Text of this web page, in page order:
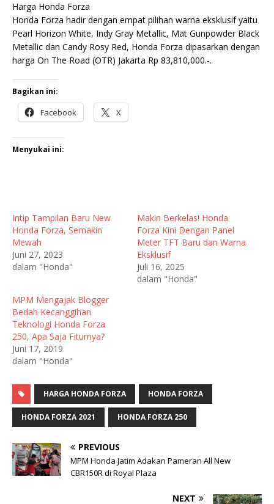
Harga Honda Forza
Honda Forza hadir dengan empat pilihan warna eksklusif yaitu
Pearl Horizon White, Indy Gray Metallic, Mat Gunpowder Black
Metallic dan Candy Rosy Red, Honda Forza dipasarkan dengan
harga On The Road (OTR) Jakarta Rp 83,810,000.-.
Bagikan ini:
Facebook X
Menyukai ini:
Intip Tampilan Baru New
Honda Forza, Semakin
Mewah
Juni 27, 2023
dalam "Honda"
Makin Berkelas! Honda
Forza Kini Dengan Panel
Meter TFT Baru dan Warna
Eksklusif
Juli 16, 2025
dalam "Honda"
MPM Mengajak Blogger
Bedah Kecanggihan
Teknologi Honda Forza
250, Apa Saja Fiturnya?
Juni 17, 2019
dalam "Honda"
HARGA HONDA FORZA HONDA FORZA
HONDA FORZA 2021 HONDA FORZA 250
PREVIOUS
MPM Honda Jatim Adakan Pameran All New
CBR150R di Royal Plaza
NEXT